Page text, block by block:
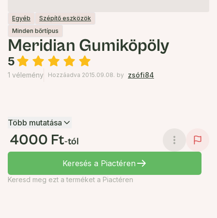
Egyéb
Szépítő eszközök
Minden bőrtípus
Meridian Gumiköpöly
5
1 vélemény Hozzáadva 2015.09.08. by zsófi84
Több mutatása
4000 Ft-tól
Keresés a Piactéren
Keresd meg ezt a terméket a Piactéren